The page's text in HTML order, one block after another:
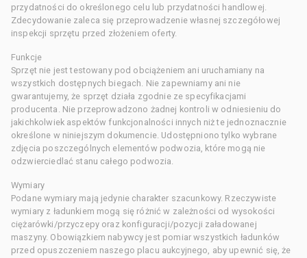
przydatności do określonego celu lub przydatności handlowej.
Zdecydowanie zaleca się przeprowadzenie własnej szczegółowej
inspekcji sprzętu przed złożeniem oferty.
Funkcje
Sprzęt nie jest testowany pod obciążeniem ani uruchamiany na
wszystkich dostępnych biegach. Nie zapewniamy ani nie
gwarantujemy, że sprzęt działa zgodnie ze specyfikacjami
producenta. Nie przeprowadzono żadnej kontroli w odniesieniu do
jakichkolwiek aspektów funkcjonalności innych niż te jednoznacznie
określone w niniejszym dokumencie. Udostępniono tylko wybrane
zdjęcia poszczególnych elementów podwozia, które mogą nie
odzwierciedlać stanu całego podwozia.
Wymiary
Podane wymiary mają jedynie charakter szacunkowy. Rzeczywiste
wymiary z ładunkiem mogą się różnić w zależności od wysokości
ciężarówki/przyczepy oraz konfiguracji/pozycji załadowanej
maszyny. Obowiązkiem nabywcy jest pomiar wszystkich ładunków
przed opuszczeniem naszego placu aukcyjnego, aby upewnić się, że